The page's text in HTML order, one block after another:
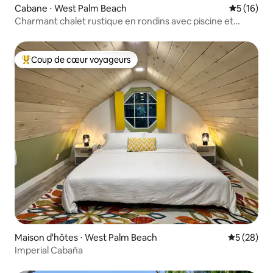
Cabane ⋅ West Palm Beach
5 (16)
Charmant chalet rustique en rondins avec piscine et
Coups de cœur voyageurs les plus appréciés
Coup de cœur voyageurs
Maison d'hôtes ⋅ West Palm Beach
5 (28)
Imperial Cabaña